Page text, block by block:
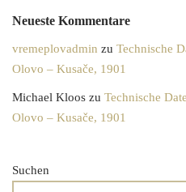
Neueste Kommentare
vremeplovadmin zu Technische
Olovo – Kusače, 1901
Michael Kloos zu Technische
Olovo – Kusače, 1901
Suchen